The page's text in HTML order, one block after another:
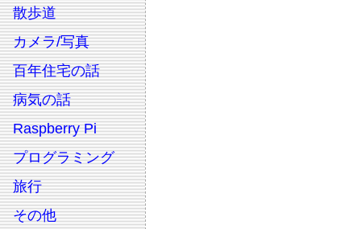
散歩道
カメラ/写真
百年住宅の話
病気の話
Raspberry Pi
プログラミング
旅行
その他